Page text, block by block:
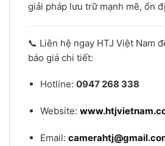
giải pháp lưu trữ mạnh mẽ, ổn
📞 Liên hệ ngay HTJ Việt Nam
báo giá chi tiết:
Hotline: 0947 268 338
Website:
Email: